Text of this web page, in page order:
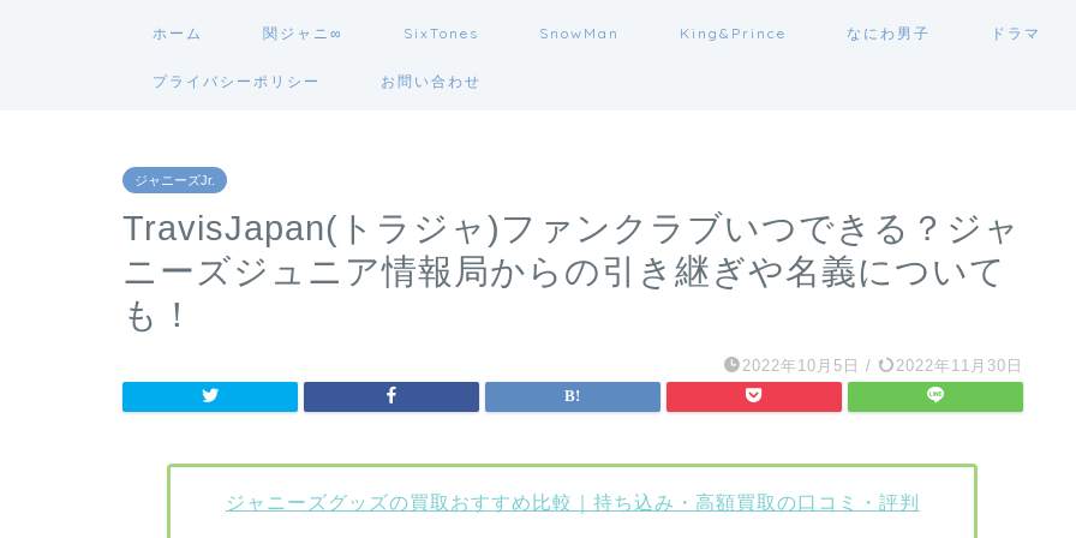
ホーム 関ジャニ∞ SixTones SnowMan King&Prince なにわ男子 ドラマ
プライバシーポリシー お問い合わせ
ジャニーズJr.
TravisJapan(トラジャ)ファンクラブいつできる？ジャ
ニーズジュニア情報局からの引き継ぎや名義について
も！
2022年10月5日 / 2022年11月30日
ジャニーズグッズの買取おすすめ比較｜持ち込み・高額買取の口コミ・評判